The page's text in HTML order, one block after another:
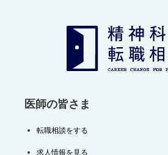
医師の皆さま
転職相談をする
求人情報を見る